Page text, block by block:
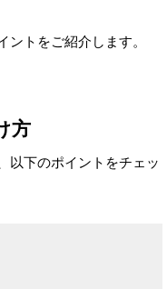
ントをご紹介します。
方
以下のポイントをチェッ